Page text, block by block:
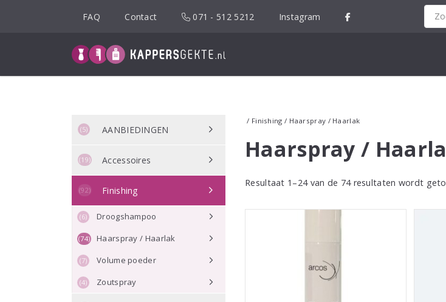
FAQ Contact 071 - 512 5212 Instagram
/ Finishing / Haarspray / Haarlak
Haarspray /
Resultaat 1–24 van de 74 resultaten wordt
AANBIEDINGEN
(5)
Accessoires
(19)
Finishing
(92)
Droogshampoo
(6)
Haarspray / Haarlak
(74)
Volume poeder
(7)
Zoutspray
(4)